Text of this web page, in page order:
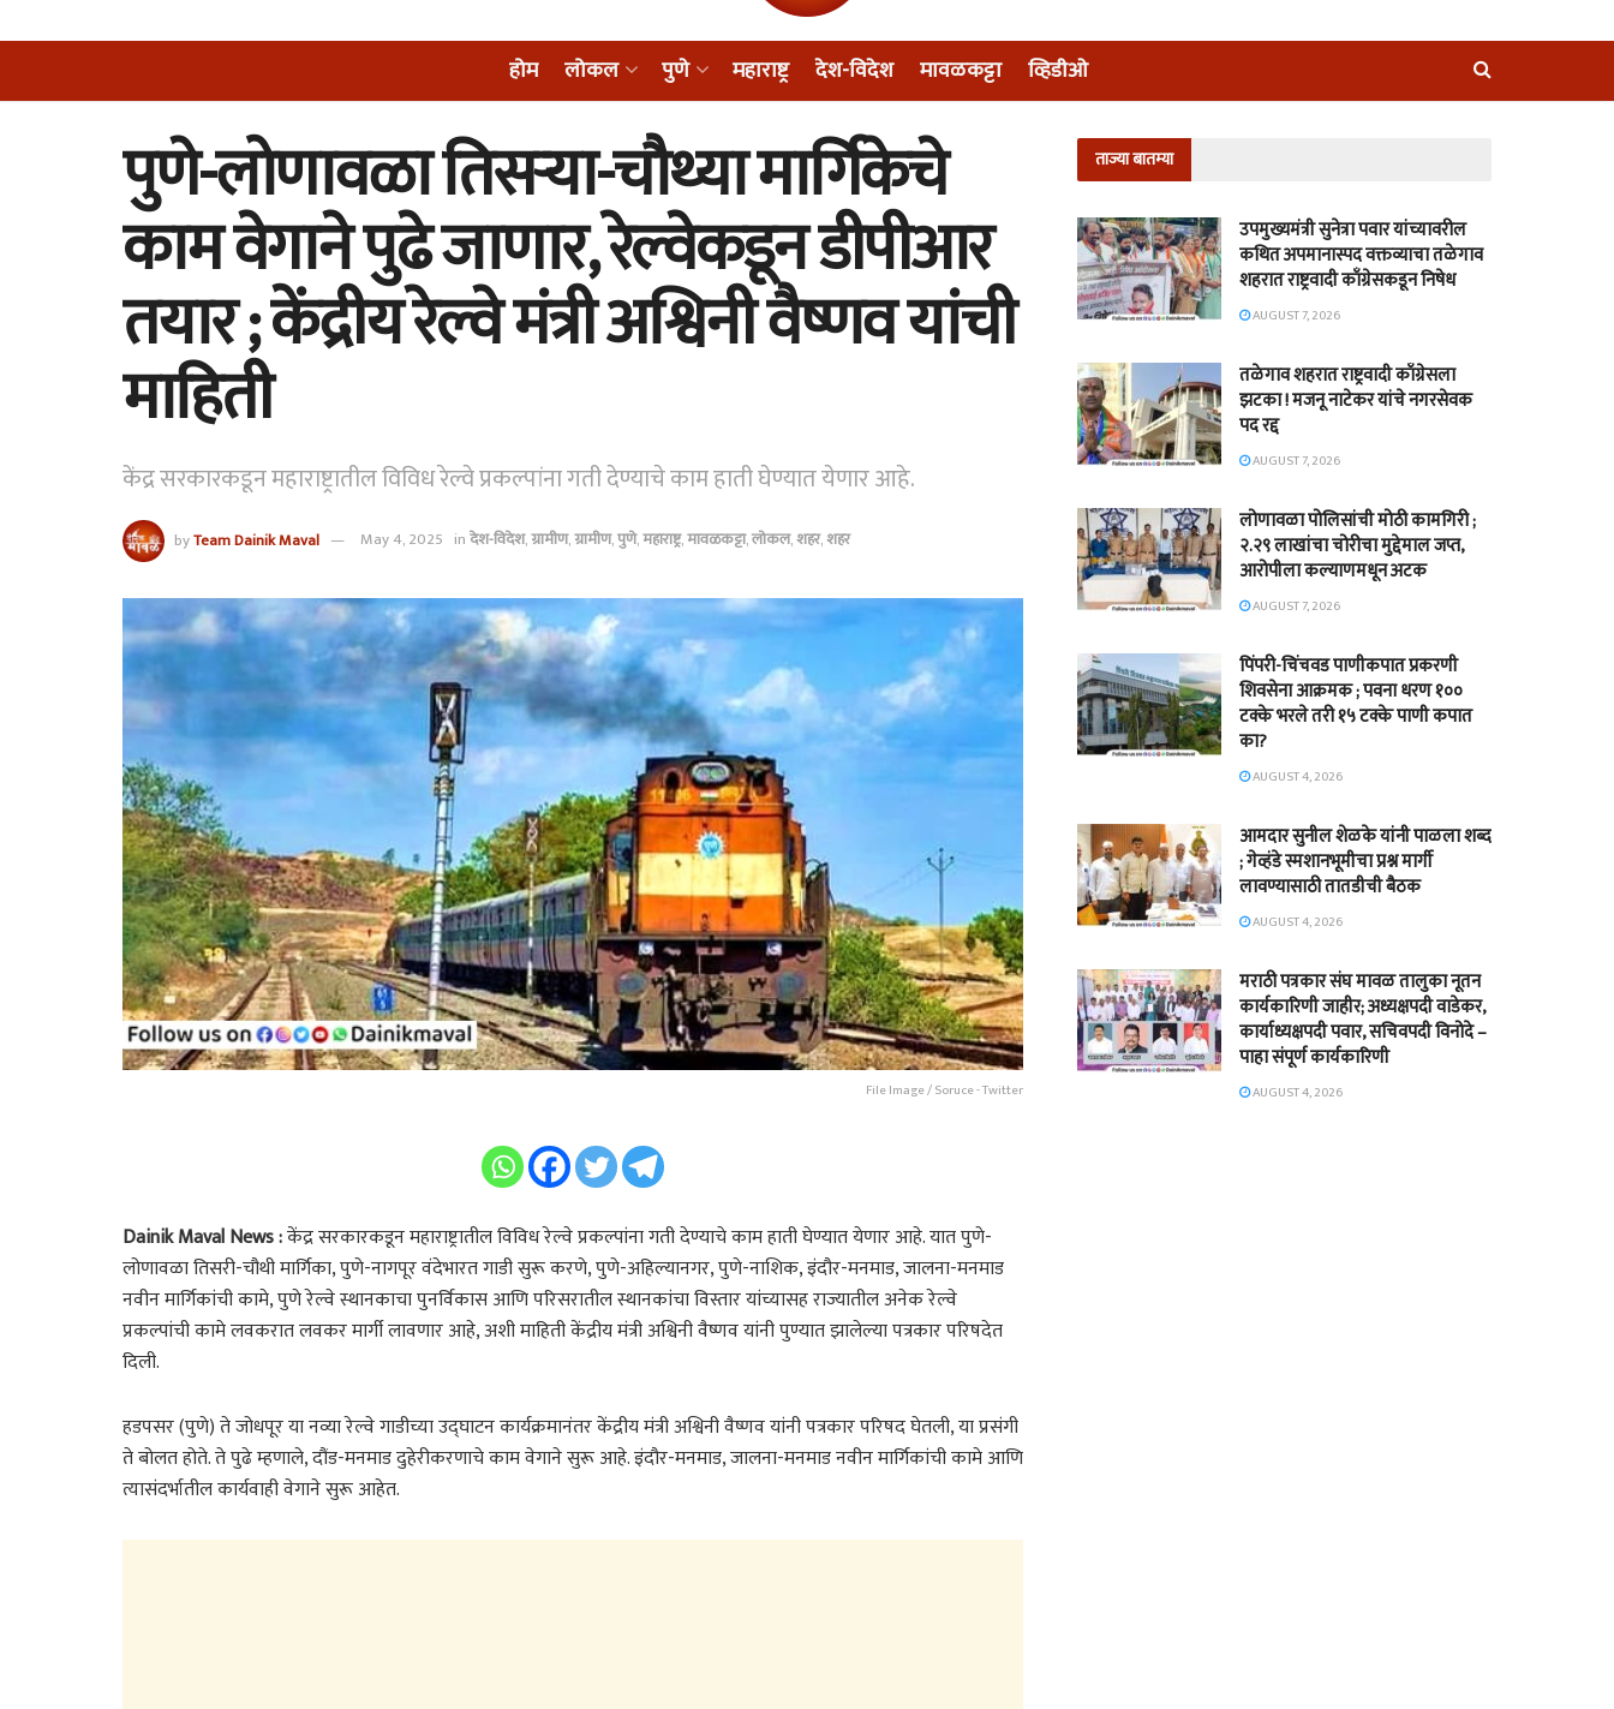
होम लोकल पुणे महाराष्ट्र देश-विदेश मावळकट्टा व्हिडीओ
पुणे-लोणावळा तिसर्‍या-चौथ्या मार्गिकेचे
काम वेगाने पुढे जाणार, रेल्वेकडून डीपीआर
तयार ; केंद्रीय रेल्वे मंत्री अश्विनी वैष्णव यांची
माहिती
केंद्र सरकारकडून महाराष्ट्रातील विविध रेल्वे प्रकल्पांना गती देण्याचे काम हाती घेण्यात येणार आहे.
byTeam Dainik Maval May 4, 2025 inदेश-विदेश,ग्रामीण,ग्रामीण,पुणे,महाराष्ट्र,मावळकट्टा,लोकल,शहर,शहर
File Image / Soruce - Twitter
Dainik Maval News :केंद्र सरकारकडून महाराष्ट्रातील विविध रेल्वे प्रकल्पांना गती देण्याचे काम हाती घेण्यात येणार आहे. यात पुणे-
लोणावळा तिसरी-चौथी मार्गिका, पुणे-नागपूर वंदेभारत गाडी सुरू करणे, पुणे-अहिल्यानगर, पुणे-नाशिक, इंदौर-मनमाड, जालना-मनमाड
नवीन मार्गिकांची कामे, पुणे रेल्वे स्थानकाचा पुनर्विकास आणि परिसरातील स्थानकांचा विस्तार यांच्यासह राज्यातील अनेक रेल्वे
प्रकल्पांची कामे लवकरात लवकर मार्गी लावणार आहे, अशी माहिती केंद्रीय मंत्री अश्विनी वैष्णव यांनी पुण्यात झालेल्या पत्रकार परिषदेत
दिली.
हडपसर (पुणे) ते जोधपूर या नव्या रेल्वे गाडीच्या उद्घाटन कार्यक्रमानंतर केंद्रीय मंत्री अश्विनी वैष्णव यांनी पत्रकार परिषद घेतली, या प्रसंगी
ते बोलत होते. ते पुढे म्हणाले, दौंड-मनमाड दुहेरीकरणाचे काम वेगाने सुरू आहे. इंदौर-मनमाड, जालना-मनमाड नवीन मार्गिकांची कामे आणि
त्यासंदर्भातील कार्यवाही वेगाने सुरू आहेत.
ताज्या बातम्या
उपमुख्यमंत्री सुनेत्रा पवार यांच्यावरील
कथित अपमानास्पद वक्तव्याचा तळेगाव
शहरात राष्ट्रवादी काँग्रेसकडून निषेध
AUGUST 7, 2026
तळेगाव शहरात राष्ट्रवादी काँग्रेसला
झटका ! मजनू नाटेकर यांचे नगरसेवक
पद रद्द
AUGUST 7, 2026
लोणावळा पोलिसांची मोठी कामगिरी ;
२.२९ लाखांचा चोरीचा मुद्देमाल जप्त,
आरोपीला कल्याणमधून अटक
AUGUST 7, 2026
पिंपरी-चिंचवड पाणीकपात प्रकरणी
शिवसेना आक्रमक ; पवना धरण १००
टक्के भरले तरी १५ टक्के पाणी कपात
का?
AUGUST 4, 2026
आमदार सुनील शेळके यांनी पाळला शब्द
; गेव्हंडे स्मशानभूमीचा प्रश्न मार्गी
लावण्यासाठी तातडीची बैठक
AUGUST 4, 2026
मराठी पत्रकार संघ मावळ तालुका नूतन
कार्यकारिणी जाहीर; अध्यक्षपदी वाडेकर,
कार्याध्यक्षपदी पवार, सचिवपदी विनोदे –
पाहा संपूर्ण कार्यकारिणी
AUGUST 4, 2026